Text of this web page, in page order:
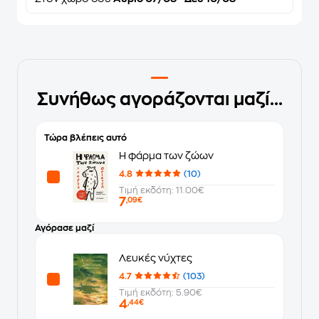
Συνήθως αγοράζονται μαζί...
Τώρα βλέπεις αυτό
Η φάρμα των ζώων
4.8
(10)
Τιμή εκδότη: 11.00€
7,09€
Αγόρασε μαζί
Λευκές νύχτες
4.7
(103)
Τιμή εκδότη: 5.90€
4,44€